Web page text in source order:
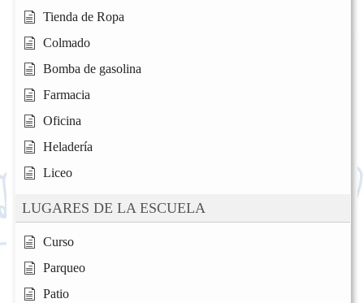
Tienda de Ropa
Colmado
Bomba de gasolina
Farmacia
Oficina
Heladería
Liceo
LUGARES DE LA ESCUELA
Curso
Parqueo
Patio